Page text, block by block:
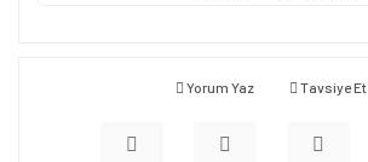
Yorum Yaz Tavsiye Et